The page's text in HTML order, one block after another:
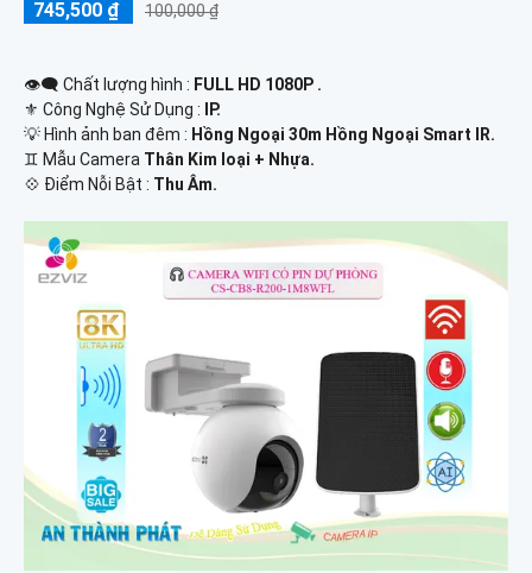
745,500 ₫ 100,000 ₫
👁️‍🗨 Chất lượng hình : FULL HD 1080P .
⚜️ Công Nghệ Sử Dụng :
IP.
💡 Hình ảnh ban đêm : Hồng Ngoại 30m Hồng Ngoại Smart IR.
♊ Mẫu Camera Thân Kim loại + Nhựa.
️💠 Điểm Nỗi Bật : Thu Âm.